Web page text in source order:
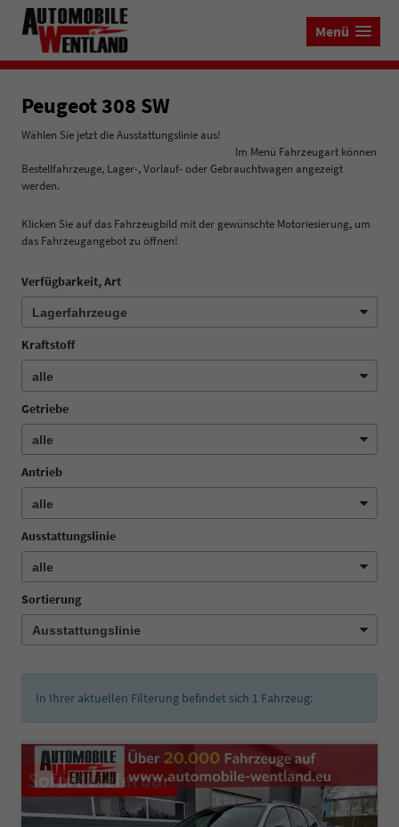
Menü
Peugeot 308 SW
Wählen Sie jetzt die Ausstattungslinie aus!
Im Menü Fahrzeugart können
Bestellfahrzeuge, Lager-, Vorlauf- oder Gebrauchtwagen angezeigt
werden.
Klicken Sie auf das Fahrzeugbild mit der gewünschte Motoriesierung, um
das Fahrzeugangebot zu öffnen!
Verfügbarkeit, Art
Kraftstoff
Getriebe
Antrieb
Ausstattungslinie
Sortierung
In Ihrer aktuellen Filterung befindet sich 1 Fahrzeug: